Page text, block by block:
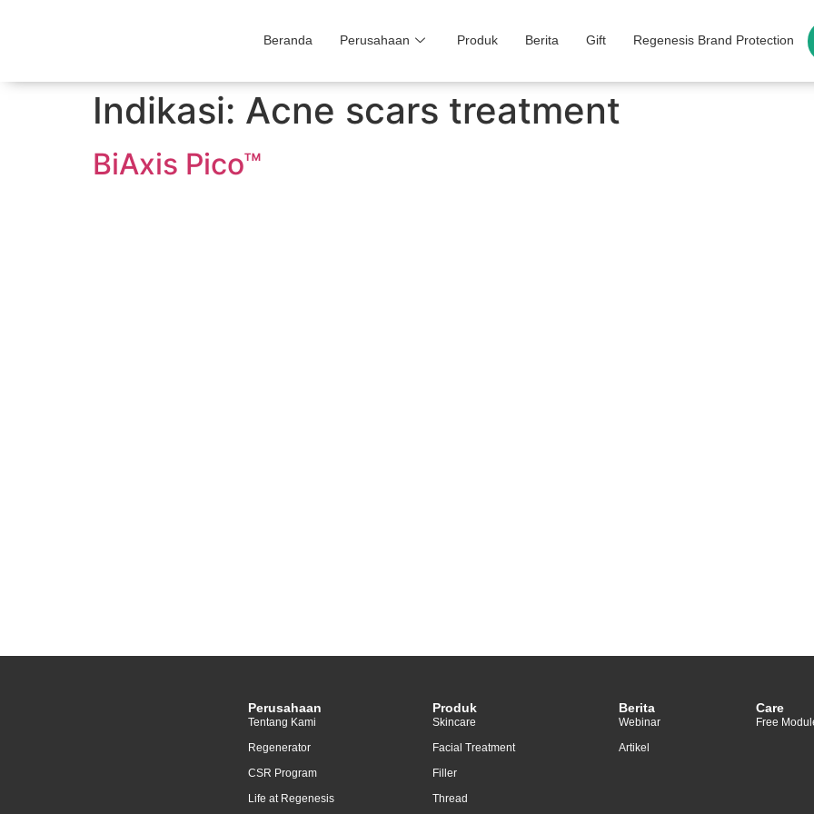
Beranda Perusahaan Produk Berita Gift Regenesis Brand Protection
Indikasi: Acne scars treatment
BiAxis Pico™
Perusahaan
Tentang Kami
Regenerator
CSR Program
Life at Regenesis
Produk
Skincare
Facial Treatment
Filler
Thread
Berita
Webinar
Artikel
Care
Free